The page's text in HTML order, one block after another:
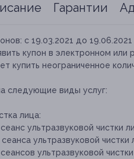
Гарантии
с 19.03.2021 до 19.06.2021
купон в электронном или
купить неограниченное
следующие виды услуг:
лица:
ультразвуковой чистки
ультразвуковой
ультразвуковой